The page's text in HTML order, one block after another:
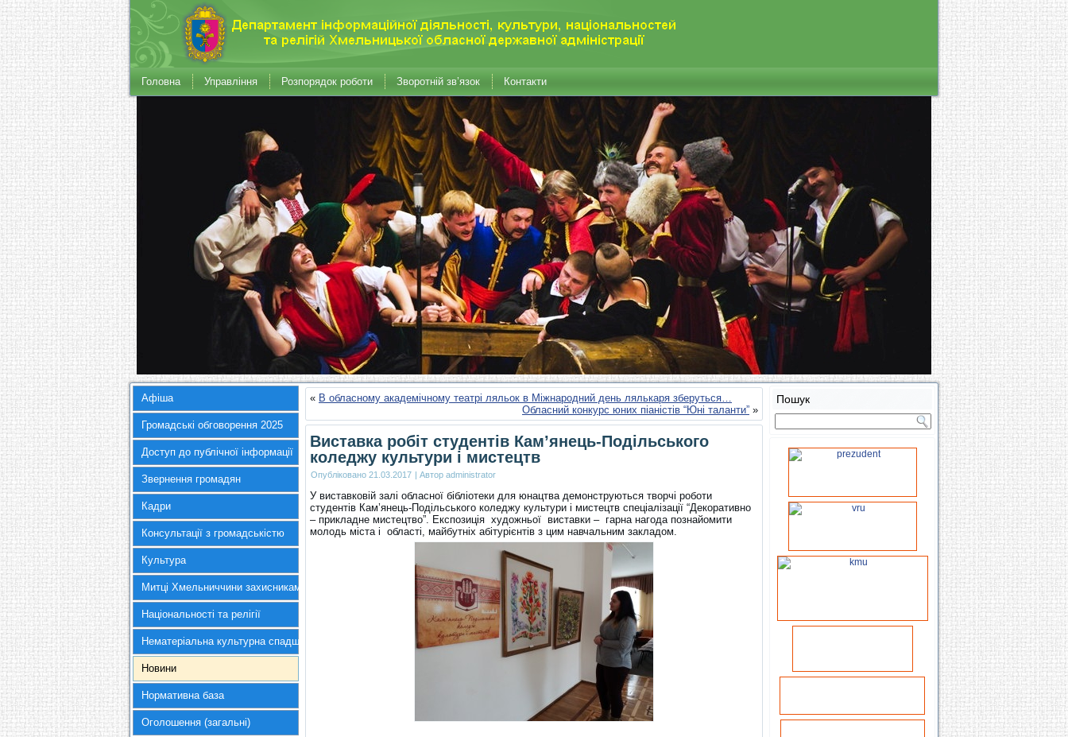
Головна Управління Розпорядок роботи Зворотній зв’язок Контакти
Афіша
Громадські обговорення 2025
Доступ до публічної інформації
Звернення громадян
Кадри
Консультації з громадськістю
Культура
Митці Хмельниччини захисникам України
Національності та релігії
Нематеріальна культурна спадщина
Новини
Нормативна база
Оголошення (загальні)
« В обласному академічному театрі ляльок в Міжнародний день лялькаря зберуться…
Обласний конкурс юних піаністів “Юні таланти” »
Виставка робіт студентів Кам’янець-Подільського
коледжу культури і мистецтв
Опубліковано 21.03.2017 | Автор administrator
У виставковій залі обласної бібліотеки для юнацтва демонструються творчі роботи
студентів Кам’янець-Подільського коледжу культури і мистецтв спеціалізації “Декоративно
– прикладне мистецтво”. Експозиція художньої виставки – гарна нагода познайомити
молодь міста і області, майбутніх абітурієнтів з цим навчальним закладом.
Пошук